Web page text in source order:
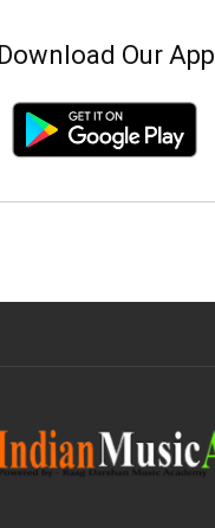
Download Our App